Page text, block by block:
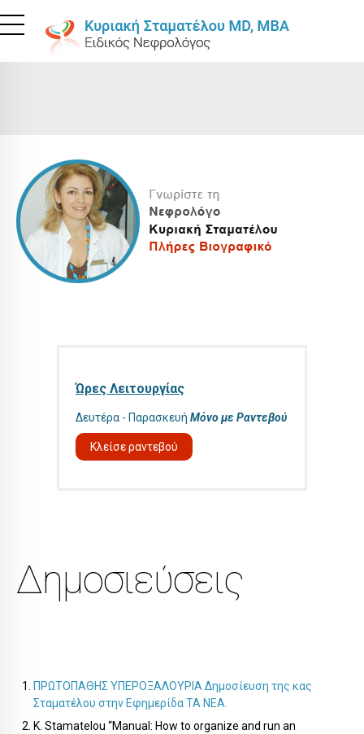
Ώρες Λειτουργίας
Δευτέρα - Παρασκευή Μόνο με Ραντεβού
Κλείσε ραντεβού
Δημοσιεύσεις
ΠΡΩΤΟΠΑΘΗΣ ΥΠΕΡΟΞΑΛΟΥΡΙΑ Δημοσίευση της κας
Σταματέλου στην Εφημερίδα ΤΑ ΝΕΑ.
K. Stamatelou “Manual: How to organize and run an